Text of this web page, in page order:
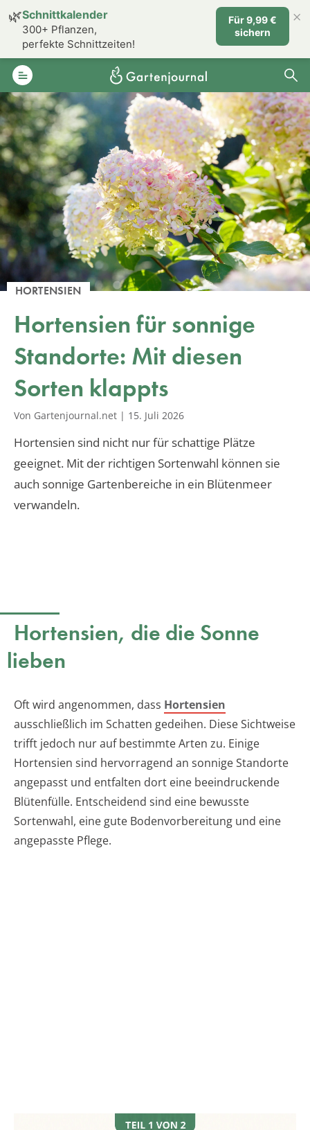
HORTENSIEN
Hortensien für sonnige
Standorte: Mit diesen
Sorten klappts
Von Gartenjournal.net | 15. Juli 2026
Hortensien sind nicht nur für schattige Plätze
geeignet. Mit der richtigen Sortenwahl können sie
auch sonnige Gartenbereiche in ein Blütenmeer
verwandeln.
Hortensien, die die Sonne
lieben
Oft wird angenommen, dass Hortensien
ausschließlich im Schatten gedeihen. Diese Sichtweise
trifft jedoch nur auf bestimmte Arten zu. Einige
Hortensien sind hervorragend an sonnige Standorte
angepasst und entfalten dort eine beeindruckende
Blütenfülle. Entscheidend sind eine bewusste
Sortenwahl, eine gute Bodenvorbereitung und eine
angepasste Pflege.
🌿Schnittkalender
300+ Pflanzen,
perfekte Schnittzeiten!
Für 9,99 €
sichern
×